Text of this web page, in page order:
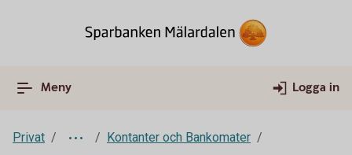
Meny Logga in
Privat
Kontanter och Bankomater